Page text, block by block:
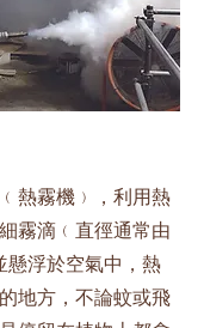
熱霧機﹚，利用熱
霧滴﹙直徑通常由
懸浮於空氣中，熱
地方，不論蚊或飛